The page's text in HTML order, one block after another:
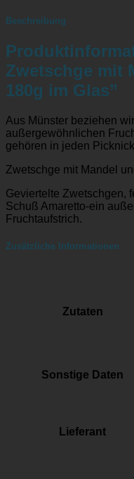
Beschreibung
Zwetschge mit
180g im Glas”
Aus Münster beziehen
außergewöhnlichen
gehören in jeden
Zwetschge mit Mandel
Geviertelte Zwetschgen,
Schuß Amaretto-ein
Fruchtaufstrich.
Zusätzliche Informationen
Zutaten
Sonstige Daten
Lieferant